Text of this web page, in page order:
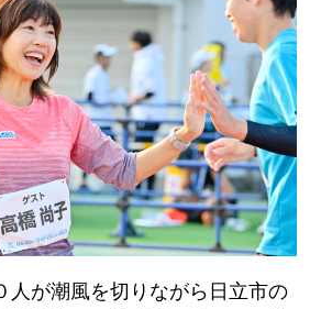
が潮風を切りながら日立市の